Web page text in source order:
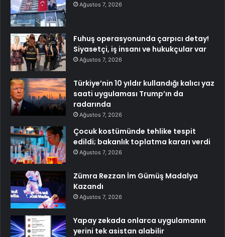
Ağustos 7, 2026
Fuhuş operasyonunda çarpıcı detay!
Siyasetçi, iş insanı ve hukukçular var
Ağustos 7, 2026
Türkiye’nin 10 yıldır kullandığı kalıcı yaz
saati uygulaması Trump’ın da
radarında
Ağustos 7, 2026
Çocuk kostümünde tehlike tespit
edildi; bakanlık toplatma kararı verdi
Ağustos 7, 2026
Zümra Rezzan İm Gümüş Madalya
Kazandı
Ağustos 7, 2026
Yapay zekada onlarca uygulamanın
yerini tek asistan alabilir